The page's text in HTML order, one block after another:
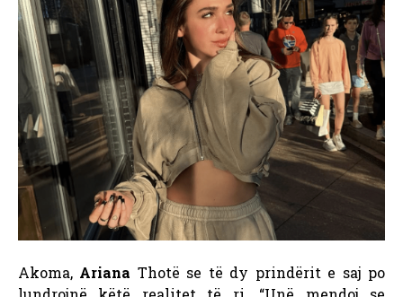
Akoma, Ariana Thotë se të dy prindërit e saj po